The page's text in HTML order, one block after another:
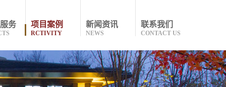
务 项目案例
RCTIVITY
新闻资讯
NEWS
联系我们
CONTACT US